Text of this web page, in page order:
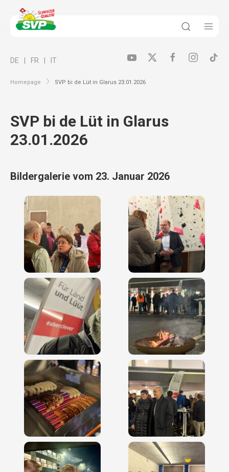
Homepage SVP bi de Lüt in Glarus 23.01.2026
DE FR IT
SVP bi de Lüt in Glarus
23.01.2026
Bildergalerie vom 23. Januar 2026